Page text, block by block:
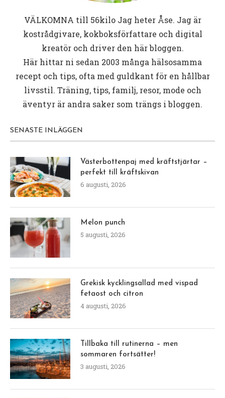
VÄLKOMNA till 56kiloJag heter Åse. Jag är
kostrådgivare, kokboksförfattare och digital
kreatör och driver den här bloggen.
Här hittar ni sedan 2003 många hälsosamma
recept och tips, ofta med guldkant för en hållbar
livsstil. Träning, tips, familj, resor, mode och
äventyr är andra saker som trängs i bloggen.
SENASTE INLÄGGEN
Västerbottenpaj med kräftstjärtar –
perfekt till kräftskivan
6 augusti, 2026
Melon punch
5 augusti, 2026
Grekisk kycklingsallad med vispad
fetaost och citron
4 augusti, 2026
Tillbaka till rutinerna – men
sommaren fortsätter!
3 augusti, 2026